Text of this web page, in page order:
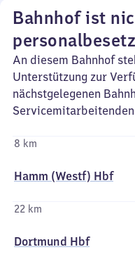
Bahnhof ist
An diesem Bahnhof
Unterstützung zur
nächstgelegenen
8 km
Hamm (Westf) Hbf
22 km
Dortmund Hbf